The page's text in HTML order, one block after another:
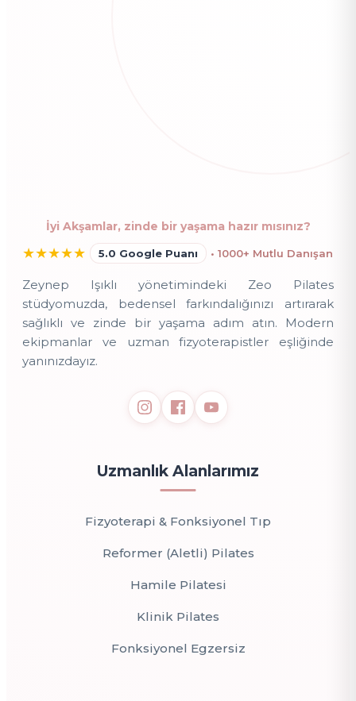
İyi Akşamlar, zinde bir yaşama hazır mısınız?
★★★★★ 5.0 Google Puanı • 1000+ Mutlu Danışan
Zeynep Işıklı yönetimindeki Zeo Pilates
stüdyomuzda, bedensel farkındalığınızı artırarak
sağlıklı ve zinde bir yaşama adım atın. Modern
ekipmanlar ve uzman fizyoterapistler eşliğinde
yanınızdayız.
Uzmanlık Alanlarımız
Fizyoterapi & Fonksiyonel Tıp
Reformer (Aletli) Pilates
Hamile Pilatesi
Klinik Pilates
Fonksiyonel Egzersiz